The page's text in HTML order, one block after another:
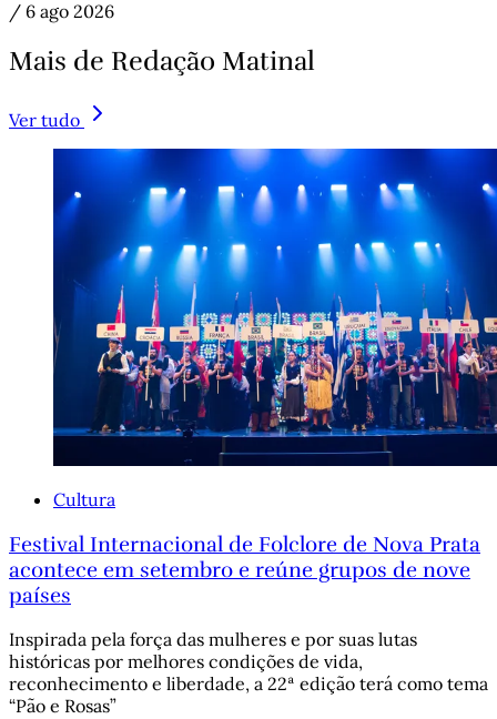
/ 6 ago 2026
Mais de Redação Matinal
Ver tudo
Cultura
Festival Internacional de Folclore de Nova Prata
acontece em setembro e reúne grupos de nove
países
Inspirada pela força das mulheres e por suas lutas
históricas por melhores condições de vida,
reconhecimento e liberdade, a 22ª edição terá como tema
“Pão e Rosas”